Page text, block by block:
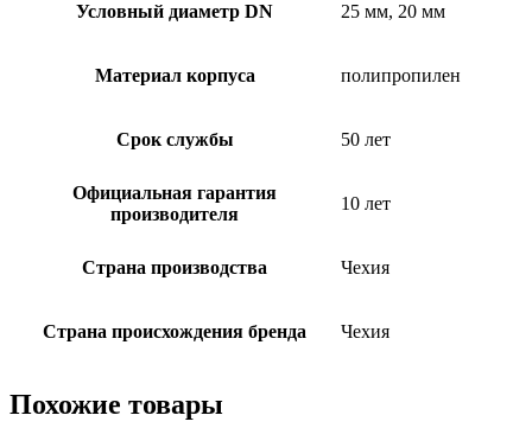
Условный диаметр DN 25 мм, 20 мм
Материал корпуса полипропилен
Срок службы 50 лет
Официальная гарантия
производителя
10 лет
Страна производства Чехия
Страна происхождения бренда Чехия
Похожие товары